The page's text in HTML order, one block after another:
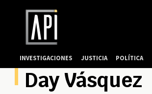
Day Vásquez
INVESTIGACIONES JUSTICIA POLÍTICA